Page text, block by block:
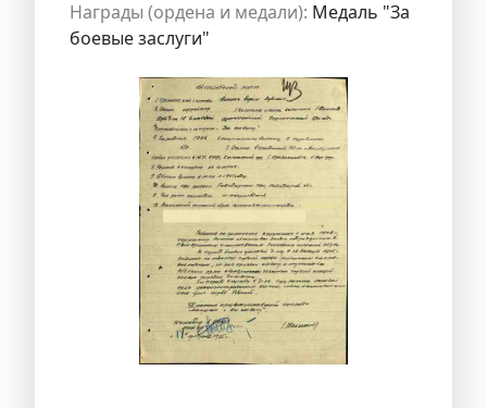
Награды (ордена и медали): Медаль "За
боевые заслуги"